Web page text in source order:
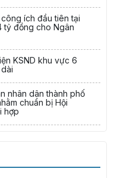
ích đầu tiên tại
tỷ đồng cho Ngân
KSND khu vực 6
nhân dân thành phố
chuẩn bị Hội
hợp